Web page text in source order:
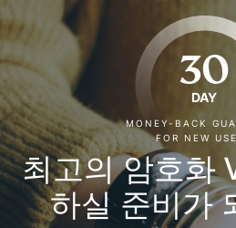
30
DAY
MONEY-BACK
FOR NEW
최고의 암호화
하실 준비가